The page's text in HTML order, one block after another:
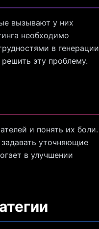
вызывают у них
необходимо
в генерации
эту проблему.
и понять их боли.
задавать уточняющие
в улучшении